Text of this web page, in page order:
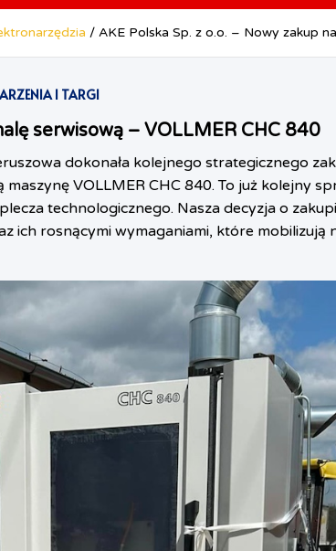
AKE Polska Sp. z o.o. – Nowy zakup
I TARGI
serwisową – VOLLMER CHC 840
dokonała kolejnego strategicznego
VOLLMER CHC 840. To już kolejny
technologicznego. Nasza decyzja o
ich rosnącymi wymaganiami, które mobilizują